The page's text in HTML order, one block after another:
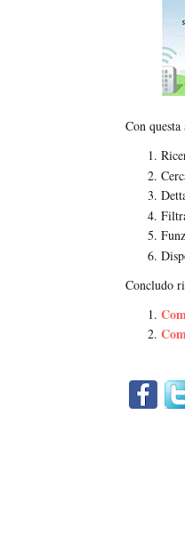
Con
Concludo